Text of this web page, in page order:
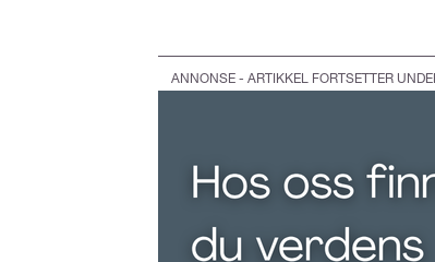
ANNONSE - ARTIKKEL FORTSETTER